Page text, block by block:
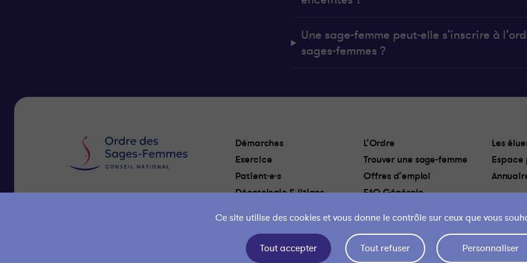
Une sage-femme peut-elle s’inscrire à
sages-femmes ?
Démarches
Exercice
Patient·e·s
Déontologie & litiges
L’Ordre
Trouver une sage-femme
Offres d’emploi
FAQ Générale
Les
Espace
Gestion des cookiesLiens utilesMentions légalesPolitique de confidentialitéMon
Ce site utilise des cookies et vous donne le contrôle sur ceux que vous
Tout accepter Tout refuser Personnaliser